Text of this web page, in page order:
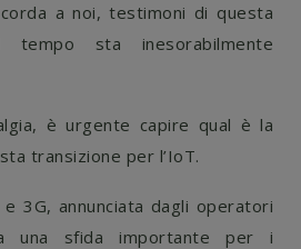
a noi, testimoni di questa
tempo sta inesorabilmente
è urgente capire qual è la
transizione per l’IoT.
3G, annunciata dagli operatori
una sfida importante per i